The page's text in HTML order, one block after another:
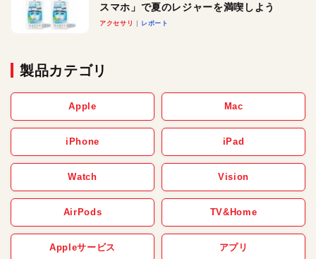
スマホ」で夏のレジャーを満喫しよう
アクセサリ レポート
製品カテゴリ
Apple Mac
iPhone iPad
Watch Vision
AirPods TV&Home
Appleサービス アプリ